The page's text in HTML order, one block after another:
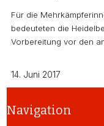
Für die
bedeuteten die
Vorbereitung vor den
14. Juni 2017
Navigation